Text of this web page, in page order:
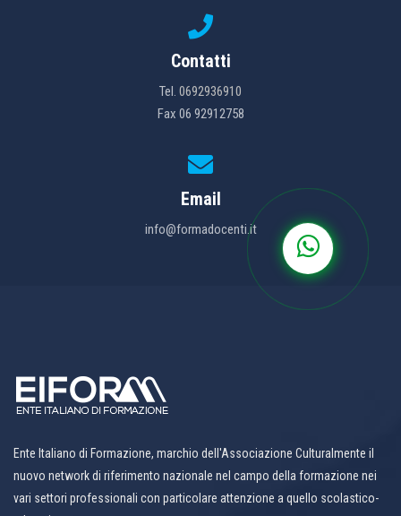
Contatti
Tel. 0692936910
Fax 06 92912758
Email
info@formadocenti.it
Ente Italiano di Formazione, marchio dell'Associazione Culturalmente il
nuovo network di riferimento nazionale nel campo della formazione nei
vari settori professionali con particolare attenzione a quello scolastico-